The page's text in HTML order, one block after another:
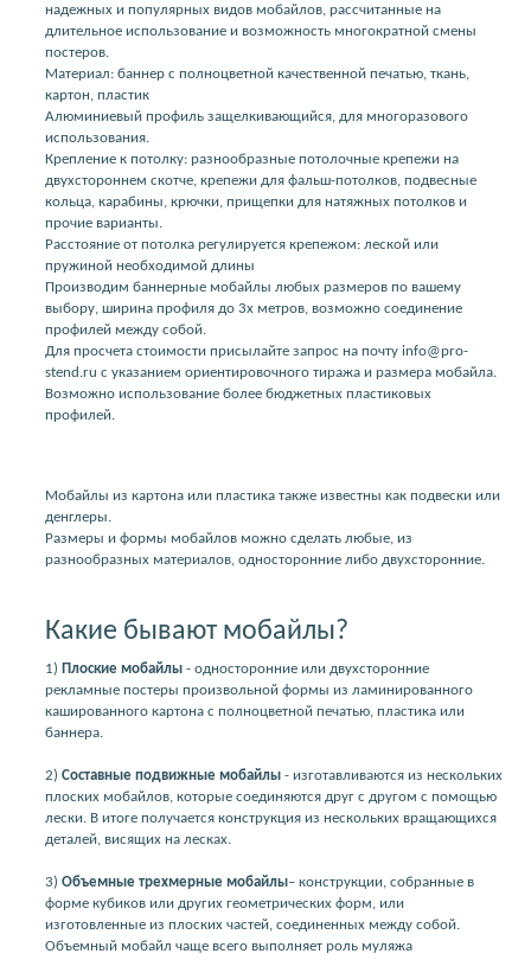
надежных и популярных видов мобайлов, рассчитанные на
длительное использование и возможность многократной смены
постеров.
Материал: баннер с полноцветной качественной печатью, ткань,
картон, пластик
Алюминиевый профиль защелкивающийся, для многоразового
использования.
Крепление к потолку: разнообразные потолочные крепежи на
двухстороннем скотче, крепежи для фальш-потолков, подвесные
кольца, карабины, крючки, прищепки для натяжных потолков и
прочие варианты.
Расстояние от потолка регулируется крепежом: леской или
пружиной необходимой длины
Производим баннерные мобайлы любых размеров по вашему
выбору, ширина профиля до 3х метров, возможно соединение
профилей между собой.
Для просчета стоимости присылайте запрос на почту info@pro-
stend.ru с указанием ориентировочного тиража и размера мобайла.
Возможно использование более бюджетных пластиковых
профилей.
Мобайлы из картона или пластика также известны как подвески или
денглеры.
Размеры и формы мобайлов можно сделать любые, из
разнообразных материалов, односторонние либо двухсторонние.
Какие бывают мобайлы?
1) Плоские мобайлы - односторонние или двухсторонние
рекламные постеры произвольной формы из ламинированного
кашированного картона с полноцветной печатью, пластика или
баннера.
2) Составные подвижные мобайлы - изготавливаются из нескольких
плоских мобайлов, которые соединяются друг с другом с помощью
лески. В итоге получается конструкция из нескольких вращающихся
деталей, висящих на лесках.
3) Объемные трехмерные мобайлы– конструкции, собранные в
форме кубиков или других геометрических форм, или
изготовленные из плоских частей, соединенных между собой.
Объемный мобайл чаще всего выполняет роль муляжа